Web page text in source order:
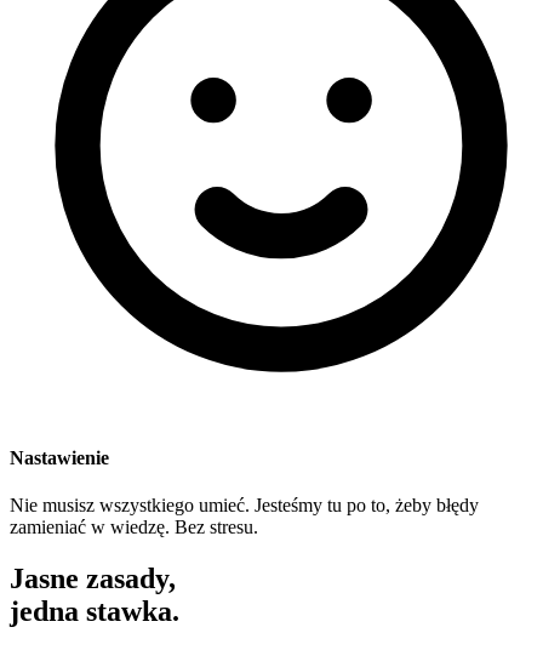
Nastawienie
Nie musisz wszystkiego umieć. Jesteśmy tu po to, żeby błędy
zamieniać w wiedzę. Bez stresu.
Jasne zasady,
jedna stawka.